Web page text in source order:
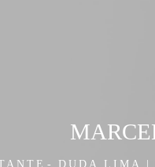
DUDA LIMA |